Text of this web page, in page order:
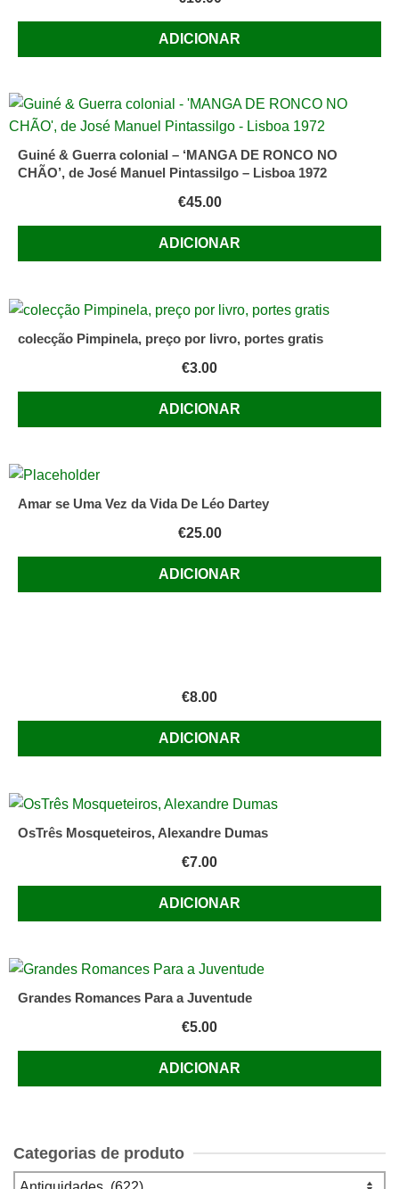
Com
de
António
Vaz
Pereira
Educativa"
Serie
Plano
Educação
Livro
Salazarista).
ADICIONAR
Guiné & Guerra colonial – ‘MANGA DE RONCO NO
CHÃO’, de José Manuel Pintassilgo – Lisboa 1972
€45.00
ADICIONAR
colecção Pimpinela, preço por livro, portes gratis
€3.00
ADICIONAR
Amar se Uma Vez da Vida De Léo Dartey
€25.00
ADICIONAR
€8.00
ADICIONAR
OsTrês Mosqueteiros, Alexandre Dumas
€7.00
ADICIONAR
Grandes Romances Para a Juventude
€5.00
ADICIONAR
Categorias de produto